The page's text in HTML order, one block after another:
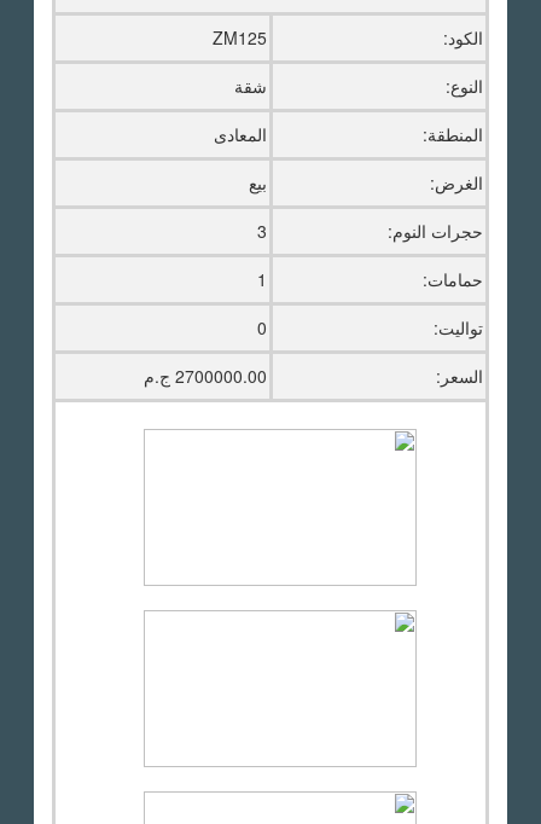
الكود:
ZM125
النوع:
شقة
المنطقة:
المعادى
الغرض:
بيع
حجرات النوم:
3
حمامات:
1
تواليت:
0
السعر:
2700000.00 ج.م